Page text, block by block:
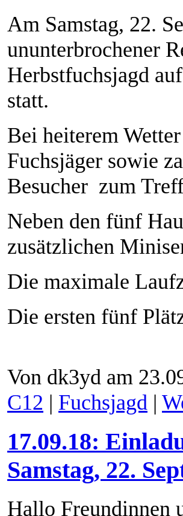
Am Samstag, 22.
ununterbrochener
Herbstfuchsjagd
statt.
Bei heiterem
Fuchsjäger sowie
Besucher zum
Neben den fünf
zusätzlichen
Die maximale
Die ersten fünf
Von dk3yd am
C12 | Fuchsjagd |
17.09.18:
Samstag, 22.
Hallo Freundinnen